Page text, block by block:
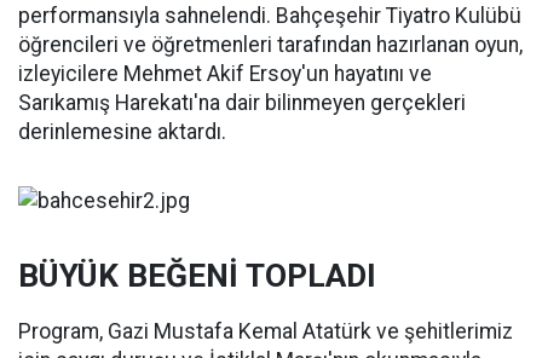
performansıyla sahnelendi. Bahçeşehir Tiyatro Kulübü
öğrencileri ve öğretmenleri tarafından hazırlanan oyun,
izleyicilere Mehmet Akif Ersoy'un hayatını ve
Sarıkamış Harekatı'na dair bilinmeyen gerçekleri
derinlemesine aktardı.
BÜYÜK BEĞENİ TOPLADI
Program, Gazi Mustafa Kemal Atatürk ve şehitlerimiz